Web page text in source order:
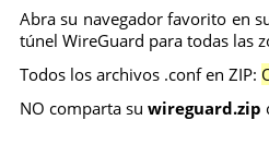
Abra su navegador favorito en
túnel WireGuard para todas las
Todos los archivos .conf en ZIP:
NO comparta suwireguard.zip